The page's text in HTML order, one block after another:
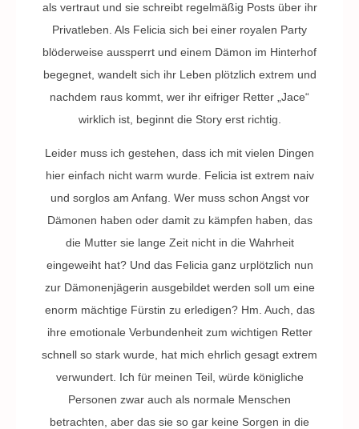
als vertraut und sie schreibt regelmäßig Posts über ihr
Privatleben. Als Felicia sich bei einer royalen Party
blöderweise aussperrt und einem Dämon im Hinterhof
begegnet, wandelt sich ihr Leben plötzlich extrem und
nachdem raus kommt, wer ihr eifriger Retter „Jace“
wirklich ist, beginnt die Story erst richtig.
Leider muss ich gestehen, dass ich mit vielen Dingen
hier einfach nicht warm wurde. Felicia ist extrem naiv
und sorglos am Anfang. Wer muss schon Angst vor
Dämonen haben oder damit zu kämpfen haben, das
die Mutter sie lange Zeit nicht in die Wahrheit
eingeweiht hat? Und das Felicia ganz urplötzlich nun
zur Dämonenjägerin ausgebildet werden soll um eine
enorm mächtige Fürstin zu erledigen? Hm. Auch, das
ihre emotionale Verbundenheit zum wichtigen Retter
schnell so stark wurde, hat mich ehrlich gesagt extrem
verwundert. Ich für meinen Teil, würde königliche
Personen zwar auch als normale Menschen
betrachten, aber das sie so gar keine Sorgen in die